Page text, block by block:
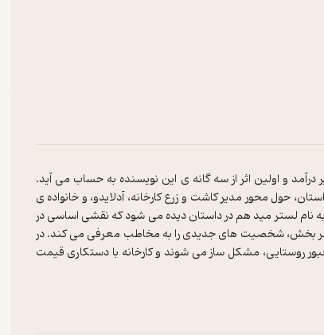
رشته ی تحریر درآمد و اولین اثر از سه گانه ی این نویسنده به حساب می آید.
حول محور مدیر کاشت و زرع کارخانه، آدلایدو، و خانواده ی
نام لستر مید هم در داستان دیده می شود که نقشی اساسی در
هر بخش، شخصیت های جدیدی را به مخاطب معرفی می کند. در
روستایی، مشکل ساز می شوند و کارخانه با دستکاری قیمت